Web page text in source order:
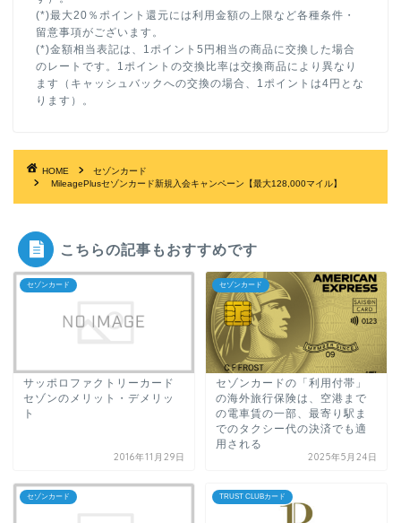
(*)最大20％ポイント還元には利用金額の上限など各種条件・
留意事項がございます。
(*)金額相当表記は、1ポイント5円相当の商品に交換した場合
のレートです。1ポイントの交換比率は交換商品により異なり
ます（キャッシュバックへの交換の場合、1ポイントは4円とな
ります）。
HOME
セゾンカード
MileagePlusセゾンカード新規入会キャンペーン【最大128,000マイル】
こちらの記事もおすすめです
セゾンカード
サッポロファクトリーカード
セゾンのメリット・デメリッ
ト
2016年11月29日
セゾンカード
セゾンカードの「利用付帯」
の海外旅行保険は、空港まで
の電車賃の一部、最寄り駅ま
でのタクシー代の決済でも適
用される
2025年5月24日
セゾンカード TRUST CLUBカード